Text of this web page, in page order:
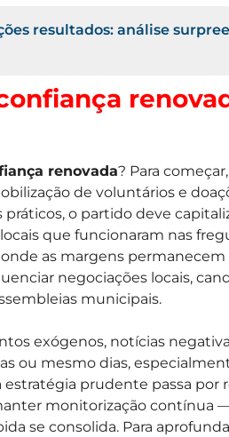
resultados: análise
renovada? Para
de voluntários e
o partido deve
que funcionaram nas
as margens permanecem
negociações locais,
municipais.
exógenos, notícias
ou mesmo dias,
prudente passa por
monitorização contínua
se consolida. Para